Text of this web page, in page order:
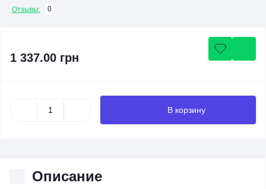
Отзывы: 0
1 337.00 грн
В корзину
Описание